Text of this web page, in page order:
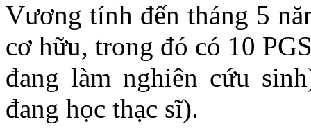
Vương tính đến tháng 5
cơ hữu, trong đó có 10
đang làm nghiên cứu
đang học thạc sĩ).